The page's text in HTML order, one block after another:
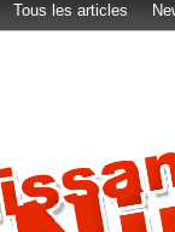
Tous les articles